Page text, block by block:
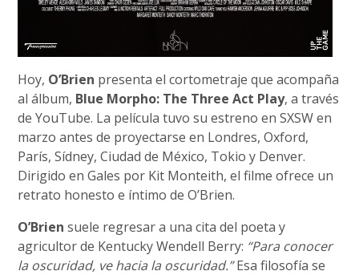
Hoy, O’Brien presenta el cortometraje que acompaña
al álbum, Blue Morpho: The Three Act Play, a través
de YouTube. La película tuvo su estreno en SXSW en
marzo antes de proyectarse en Londres, Oxford,
París, Sídney, Ciudad de México, Tokio y Denver.
Dirigido en Gales por Kit Monteith, el filme ofrece un
retrato honesto e íntimo de O’Brien.
O’Brien suele regresar a una cita del poeta y
agricultor de Kentucky Wendell Berry: “Para conocer
la oscuridad, ve hacia la oscuridad.”Esa filosofía se